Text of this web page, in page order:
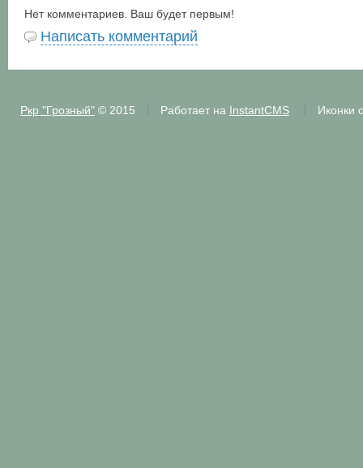
Нет комментариев. Ваш будет первым!
Написать комментарий
Ркр "Грозный"© 2015 Работает на InstantCMS Иконки